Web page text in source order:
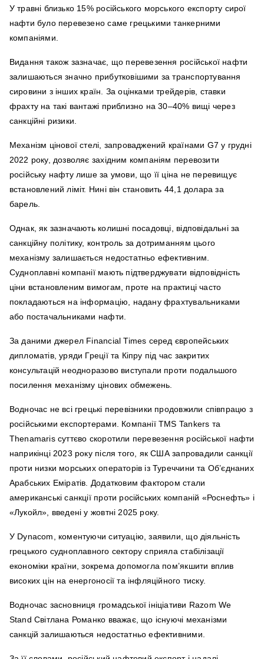
У травні близько 15% російського морського експорту сирої
нафти було перевезено саме грецькими танкерними
компаніями.
Видання також зазначає, що перевезення російської нафти
залишаються значно прибутковішими за транспортування
сировини з інших країн. За оцінками трейдерів, ставки
фрахту на такі вантажі приблизно на 30–40% вищі через
санкційні ризики.
Механізм цінової стелі, запроваджений країнами G7 у грудні
2022 року, дозволяє західним компаніям перевозити
російську нафту лише за умови, що її ціна не перевищує
встановлений ліміт. Нині він становить 44,1 долара за
барель.
Однак, як зазначають колишні посадовці, відповідальні за
санкційну політику, контроль за дотриманням цього
механізму залишається недостатньо ефективним.
Судноплавні компанії мають підтверджувати відповідність
ціни встановленим вимогам, проте на практиці часто
покладаються на інформацію, надану фрахтувальниками
або постачальниками нафти.
За даними джерел Financial Times серед європейських
дипломатів, уряди Греції та Кіпру під час закритих
консультацій неодноразово виступали проти подальшого
посилення механізму цінових обмежень.
Водночас не всі грецькі перевізники продовжили співпрацю з
російськими експортерами. Компанії TMS Tankers та
Thenamaris суттєво скоротили перевезення російської нафти
наприкінці 2023 року після того, як США запровадили санкції
проти низки морських операторів із Туреччини та Об’єднаних
Арабських Еміратів. Додатковим фактором стали
американські санкції проти російських компаній «Роснефть» і
«Лукойл», введені у жовтні 2025 року.
У Dynacom, коментуючи ситуацію, заявили, що діяльність
грецького судноплавного сектору сприяла стабілізації
економіки країни, зокрема допомогла пом’якшити вплив
високих цін на енергоносії та інфляційного тиску.
Водночас засновниця громадської ініціативи Razom We
Stand Світлана Романко вважає, що існуючі механізми
санкцій залишаються недостатньо ефективними.